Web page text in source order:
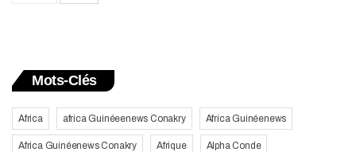
Mots-Clés
Africa africa Guinéeenews Conakry Africa Guinéenews
Africa Guinéenews Conakry Afrique Alpha Conde